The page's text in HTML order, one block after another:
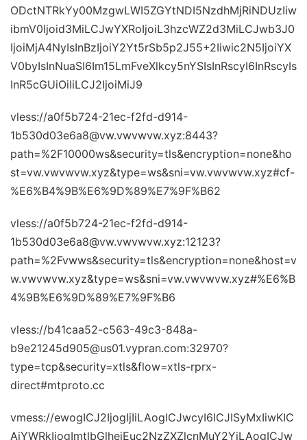
ODctNTRkYy00MzgwLWI5ZGYtNDI5NzdhMjRiNDUzIiw
ibmV0Ijoid3MiLCJwYXRoIjoiL3hzcWZ2d3MiLCJwb3J0
IjoiMjA4NyIsInBzIjoiY2Yt5rSb5p2J55+2Iiwic2N5IjoiYX
V0byIsInNuaSI6Im15LmFveXlkcy5nYSIsInRscyI6InRscyIs
InR5cGUiOiIiLCJ2IjoiMiJ9
vless://a0f5b724-21ec-f2fd-d914-
1b530d03e6a8@vw.vwvwvw.xyz:8443?
path=%2F10000ws&security=tls&encryption=none&ho
st=vw.vwvwvw.xyz&type=ws&sni=vw.vwvwvw.xyz#cf-
%E6%B4%9B%E6%9D%89%E7%9F%B62
vless://a0f5b724-21ec-f2fd-d914-
1b530d03e6a8@vw.vwvwvw.xyz:12123?
path=%2Fvwws&security=tls&encryption=none&host=v
w.vwvwvw.xyz&type=ws&sni=vw.vwvwvw.xyz#%E6%B
4%9B%E6%9D%89%E7%9F%B6
vless://b41caa52-c563-49c3-848a-
b9e21245d905@us01.vypran.com:32970?
type=tcp&security=xtls&flow=xtls-rprx-
direct#mtproto.cc
vmess://ewogICJ2IjogIjIiLAogICJwcyI6ICJISyMxIiwKIC
AiYWRkIjogImtlbGlhejEuc2NzZXZlcnMuY2YiLAogICJw